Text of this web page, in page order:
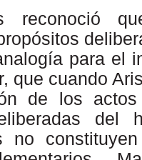
reconoció
para el
que cuando
de los
del
no